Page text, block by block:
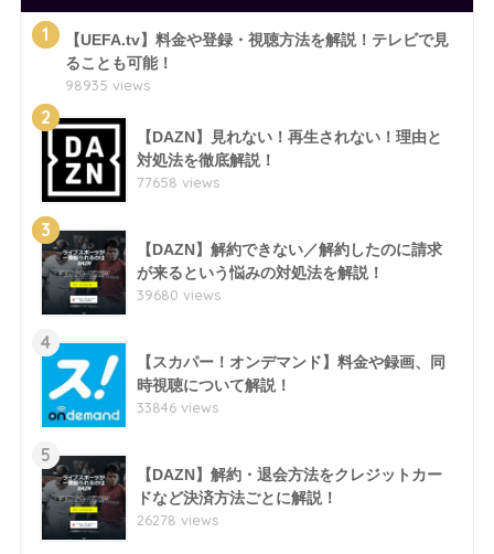
1
【UEFA.tv】料金や登録・視聴方法を解説！テレビで見
ることも可能！
98935 views
2
【DAZN】見れない！再生されない！理由と
対処法を徹底解説！
77658 views
3
【DAZN】解約できない／解約したのに請求
が来るという悩みの対処法を解説！
39680 views
4
【スカパー！オンデマンド】料金や録画、同
時視聴について解説！
33846 views
5
【DAZN】解約・退会方法をクレジットカー
ドなど決済方法ごとに解説！
26278 views